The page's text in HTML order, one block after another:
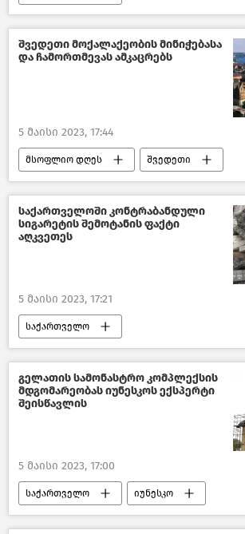
შემთხვევები საქართველოში
საქართველოს შინაგან საქმეთა სამინისტრო
ახალი ამბები
შვედეთი მოქალაქეობის მინიჭებასა
და ჩამორთმევას ამკაცრებს
5 მაისი 2023, 17:44
მსოფლიო დღეს შვედეთი
ახალი ამბები პოლიტიკა
მსოფლიოს ახალი ამბები
საქართველოში კონტრაბანდული
სიგარეტის შემოტანის ფაქტი
აღკვეთეს
5 მაისი 2023, 17:21
საქართველო
შემოსავლების სამსახური
შემთხვევები
გელათის სამონასტრო კომპლექსის
მდგომარეობას იუნესკოს ექსპერტი
შეისწავლის
5 მაისი 2023, 17:00
საქართველო იუნესკო